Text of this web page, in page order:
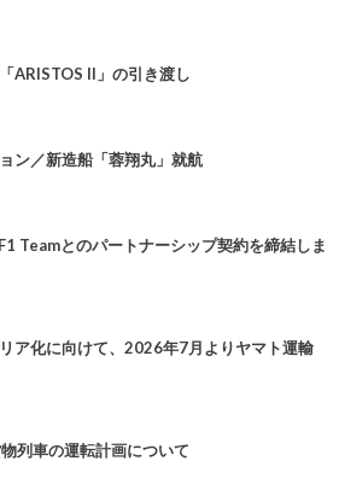
ARISTOS II」の引き渡し
ン／新造船「蓉翔丸」就航
Teamとのパートナーシップ契約を締結しま
ア化に向けて、2026年7月よりヤマト運輸
列車の運転計画について